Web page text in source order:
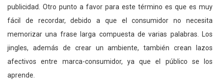
publicidad. Otro punto a favor para este término es que es muy
fácil de recordar, debido a que el consumidor no necesita
memorizar una frase larga compuesta de varias palabras. Los
jingles, además de crear un ambiente, también crean lazos
afectivos entre marca-consumidor, ya que el público se los
aprende.